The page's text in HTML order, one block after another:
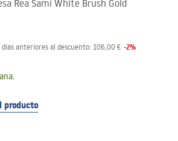
Rea Sami White Brush Gold
días anteriores al descuento: 106,00 € -2%
producto